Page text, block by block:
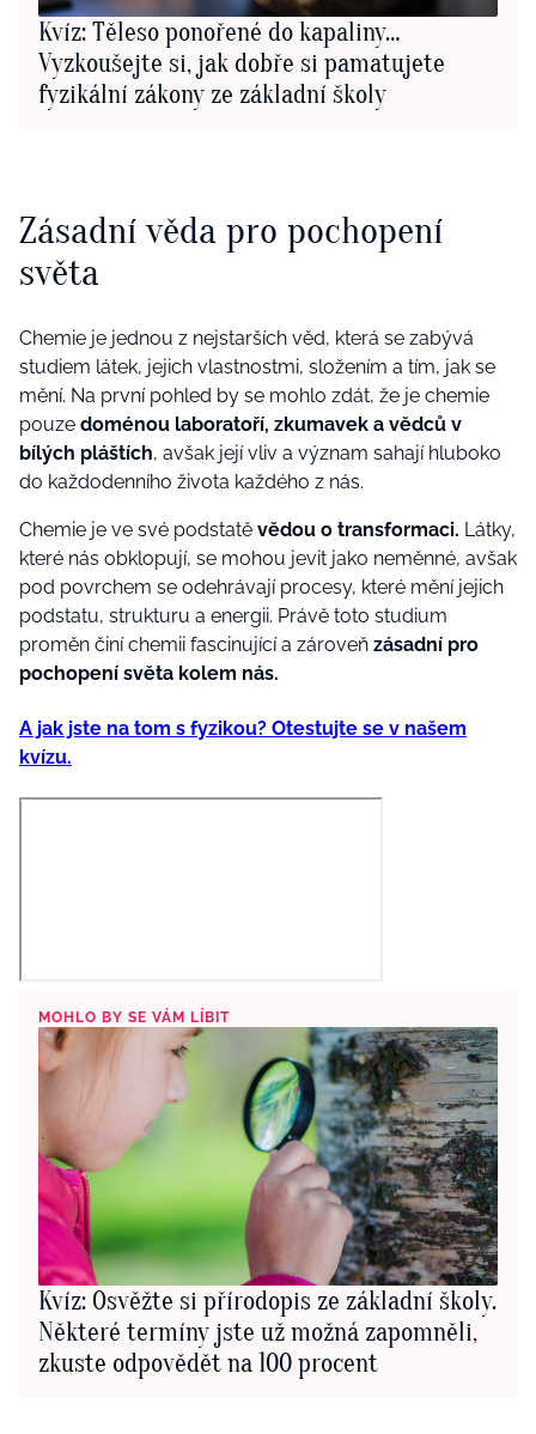
Kvíz: Těleso ponořené do kapaliny…
Vyzkoušejte si, jak dobře si pamatujete
fyzikální zákony ze základní školy
Zásadní věda pro pochopení
světa
Chemie je jednou z nejstarších věd, která se zabývá
studiem látek, jejich vlastnostmi, složením a tím, jak se
mění. Na první pohled by se mohlo zdát, že je chemie
pouze doménou laboratoří, zkumavek a vědců v
bílých pláštích, avšak její vliv a význam sahají hluboko
do každodenního života každého z nás.
Chemie je ve své podstatě vědou o transformaci. Látky,
které nás obklopují, se mohou jevit jako neměnné, avšak
pod povrchem se odehrávají procesy, které mění jejich
podstatu, strukturu a energii. Právě toto studium
proměn činí chemii fascinující a zároveň zásadní pro
pochopení světa kolem nás.
A jak jste na tom s fyzikou? Otestujte se v našem
kvízu.
MOHLO BY SE VÁM LÍBIT
Kvíz: Osvěžte si přírodopis ze základní školy.
Některé termíny jste už možná zapomněli,
zkuste odpovědět na 100 procent